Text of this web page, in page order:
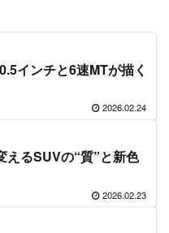
インチと6速MTが描く
2026.02.24
えるSUVの“質”と新色
2026.02.23